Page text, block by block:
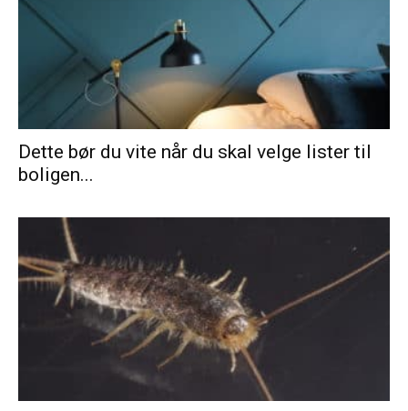
Dette bør du vite når du skal velge lister til
boligen...